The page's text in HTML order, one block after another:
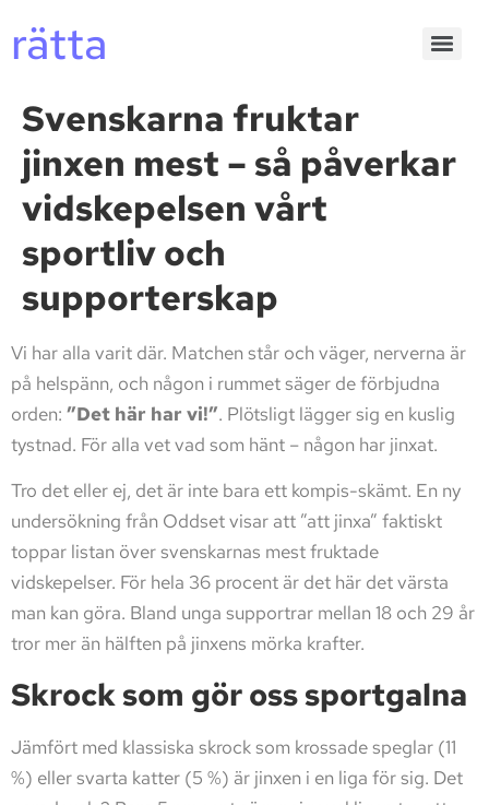
rätta
Svenskarna fruktar
jinxen mest – så påverkar
vidskepelsen vårt
sportliv och
supporterskap
Vi har alla varit där. Matchen står och väger, nerverna är
på helspänn, och någon i rummet säger de förbjudna
orden: ”Det här har vi!”. Plötsligt lägger sig en kuslig
tystnad. För alla vet vad som hänt – någon har jinxat.
Tro det eller ej, det är inte bara ett kompis-skämt. En ny
undersökning från Oddset visar att ”att jinxa” faktiskt
toppar listan över svenskarnas mest fruktade
vidskepelser. För hela 36 procent är det här det värsta
man kan göra. Bland unga supportrar mellan 18 och 29 år
tror mer än hälften på jinxens mörka krafter.
Skrock som gör oss sportgalna
Jämfört med klassiska skrock som krossade speglar (11
%) eller svarta katter (5 %) är jinxen i en liga för sig. Det